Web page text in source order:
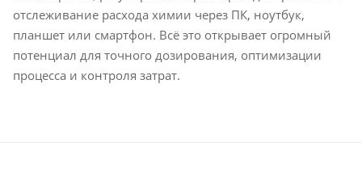
отслеживание расхода химии через ПК, ноутбук,
планшет или смартфон. Всё это открывает огромный
потенциал для точного дозирования, оптимизации
процесса и контроля затрат.